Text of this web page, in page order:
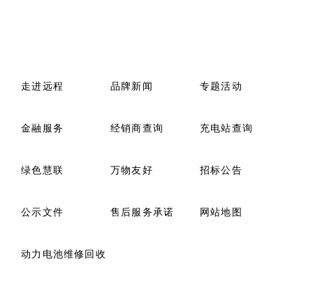
走进远程 品牌新闻 专题活动
金融服务 经销商查询 充电站查询
绿色慧联 万物友好 招标公告
公示文件 售后服务承诺 网站地图
动力电池维修回收